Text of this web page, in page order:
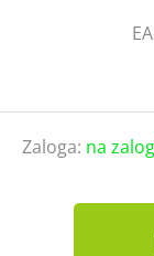
Zaloga: na